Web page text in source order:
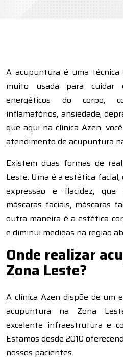
A acupuntura é uma
muito usada para cuidar
energéticos do corpo,
inflamatórios, ansiedade,
que aqui na clínica Azen,
atendimento de acupuntura
Existem duas formas de
Leste. Uma é a estética
expressão e flacidez, que
máscaras faciais, máscaras
outra maneira é a estética
e diminui medidas na região
Onde realizar
Zona Leste?
A clínica Azen dispõe de um
acupuntura na Zona
excelente infraestrutura e
Estamos desde 2010
nossos pacientes.